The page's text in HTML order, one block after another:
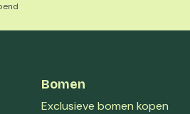
Bomen
Exclusieve bomen kopen